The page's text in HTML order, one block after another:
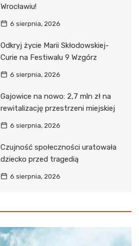
Wrocławiu!
6 sierpnia, 2026
Odkryj życie Marii Skłodowskiej-
Curie na Festiwalu 9 Wzgórz
6 sierpnia, 2026
Gajowice na nowo: 2,7 mln zł na
rewitalizację przestrzeni miejskiej
6 sierpnia, 2026
Czujność społeczności uratowała
dziecko przed tragedią
6 sierpnia, 2026